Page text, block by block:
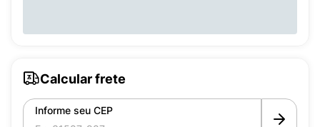
Calcular frete
Informe seu CEP